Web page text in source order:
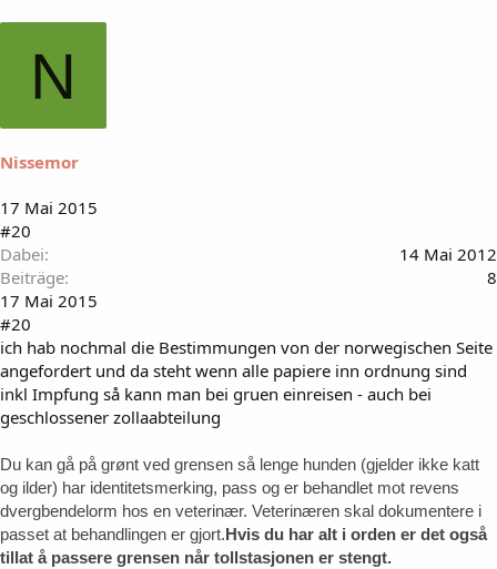
N
Nissemor
17 Mai 2015
#20
Dabei
14 Mai 2012
Beiträge
8
17 Mai 2015
#20
ich hab nochmal die Bestimmungen von der norwegischen Seite
angefordert und da steht wenn alle papiere inn ordnung sind
inkl Impfung så kann man bei gruen einreisen - auch bei
geschlossener zollaabteilung
Du kan gå på grønt ved grensen så lenge hunden (gjelder ikke katt
og ilder) har identitetsmerking, pass og er behandlet mot revens
dvergbendelorm hos en veterinær. Veterinæren skal dokumentere i
passet at behandlingen er gjort.Hvis du har alt i orden er det også
tillat å passere grensen når tollstasjonen er stengt.